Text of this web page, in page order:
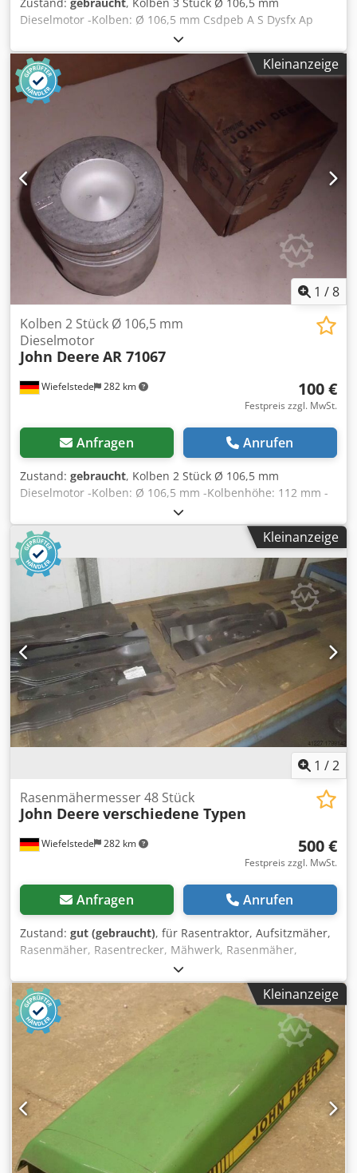
Dieselmotor -Kolben: Ø 106,5 mm Csdpeb A S Dysfx Ap
Esha -Kolbenhöhe: 112 mm -Kolbenbolzen: Ø 41,278 mm -
Komplettpreis: 3 Stück -Gewicht: 1,4 kg/Stück
Kleinanzeige
1 /8
Wiefelstede 282 km
Kolben 2 Stück Ø 106,5 mm
Dieselmotor
John Deere AR 71067
100 €
Festpreis zzgl. MwSt.
Anfragen Anrufen
Zustand: gebraucht, Kolben 2 Stück Ø 106,5 mm
Dieselmotor -Kolben: Ø 106,5 mm -Kolbenhöhe: 112 mm -
Kolbenbolzen: Ø 41,278 mm Chedpfx Apeb A S Dxo Eoa -
Komplettpreis: 2 Stück -Gewicht: 1,4 kg/Stück
Kleinanzeige
1 /2
Wiefelstede 282 km
Rasenmähermesser 48 Stück
John Deere verschiedene Typen
500 €
Festpreis zzgl. MwSt.
Anfragen Anrufen
Zustand: gut (gebraucht), für Rasentraktor, Aufsitzmäher,
Rasenmäher, Rasentrecker, Mähwerk, Rasenmäher,
Mähbalken, Scheibenmähwerk Codpjb A R Uhofx Ap Esha -
Rasenmähermesser: 48 Stück -Typen: unterschiedlich -
Paket: komplett -Preis:komplett -Gewicht: 120 kgKleinanzeige